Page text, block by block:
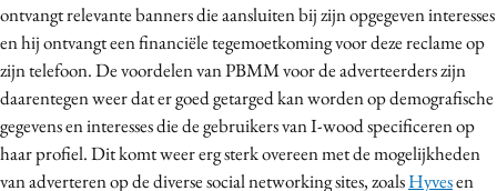
ontvangt relevante banners die aansluiten bij zijn opgegeven interesses
en hij ontvangt een financiële tegemoetkoming voor deze reclame op
zijn telefoon. De voordelen van PBMM voor de adverteerders zijn
daarentegen weer dat er goed getarged kan worden op demografische
gegevens en interesses die de gebruikers van I-wood specificeren op
haar profiel. Dit komt weer erg sterk overeen met de mogelijkheden
van adverteren op de diverse social networking sites, zoalsHyvesen